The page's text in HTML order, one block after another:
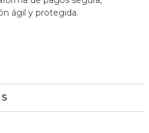
ágil y protegida.